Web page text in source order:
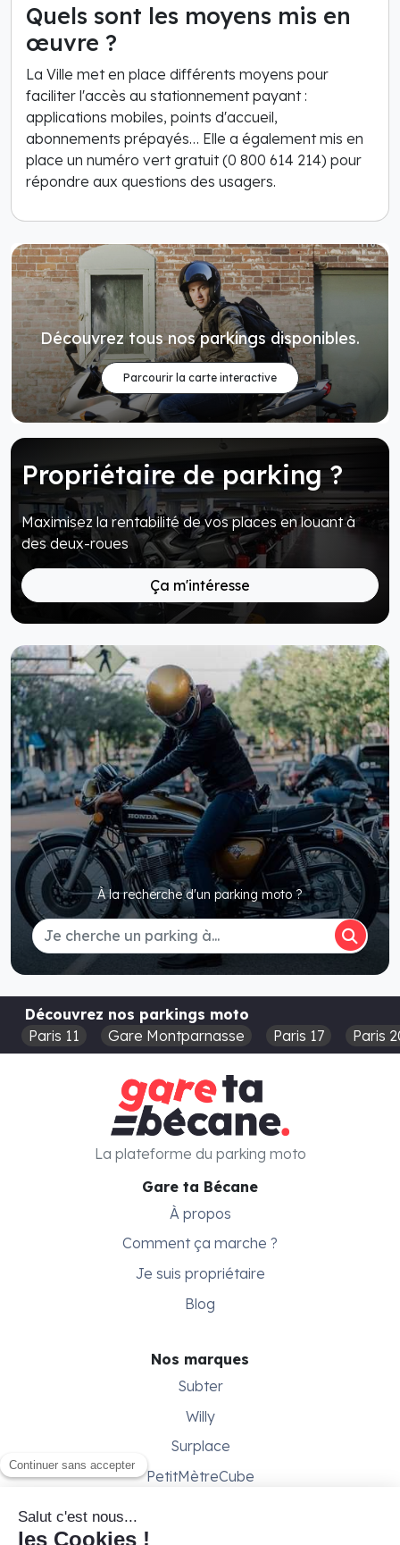
Quels sont les moyens mis en
œuvre ?
La Ville met en place différents moyens pour
faciliter l'accès au stationnement payant :
applications mobiles, points d'accueil,
abonnements prépayés… Elle a également mis en
place un numéro vert gratuit (0 800 614 214) pour
répondre aux questions des usagers.
Découvrez tous nos parkings disponibles.
Parcourir la carte interactive
Propriétaire de parking ?
Maximisez la rentabilité de vos places en louant à
des deux-roues
Ça m'intéresse
À la recherche d'un parking moto ?
Découvrez nos parkings moto
Paris 11
Gare Montparnasse Paris 17 Paris
Gare ta Bécane
À propos
Comment ça marche ?
Je suis propriétaire
Blog
Nos marques
Subter
Willy
Surplace
PetitMètreCube
Besoin d'aide ?
La plateforme du parking moto